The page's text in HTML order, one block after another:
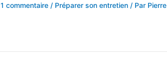
1 commentaire / Préparer son entretien/ Par Pierre